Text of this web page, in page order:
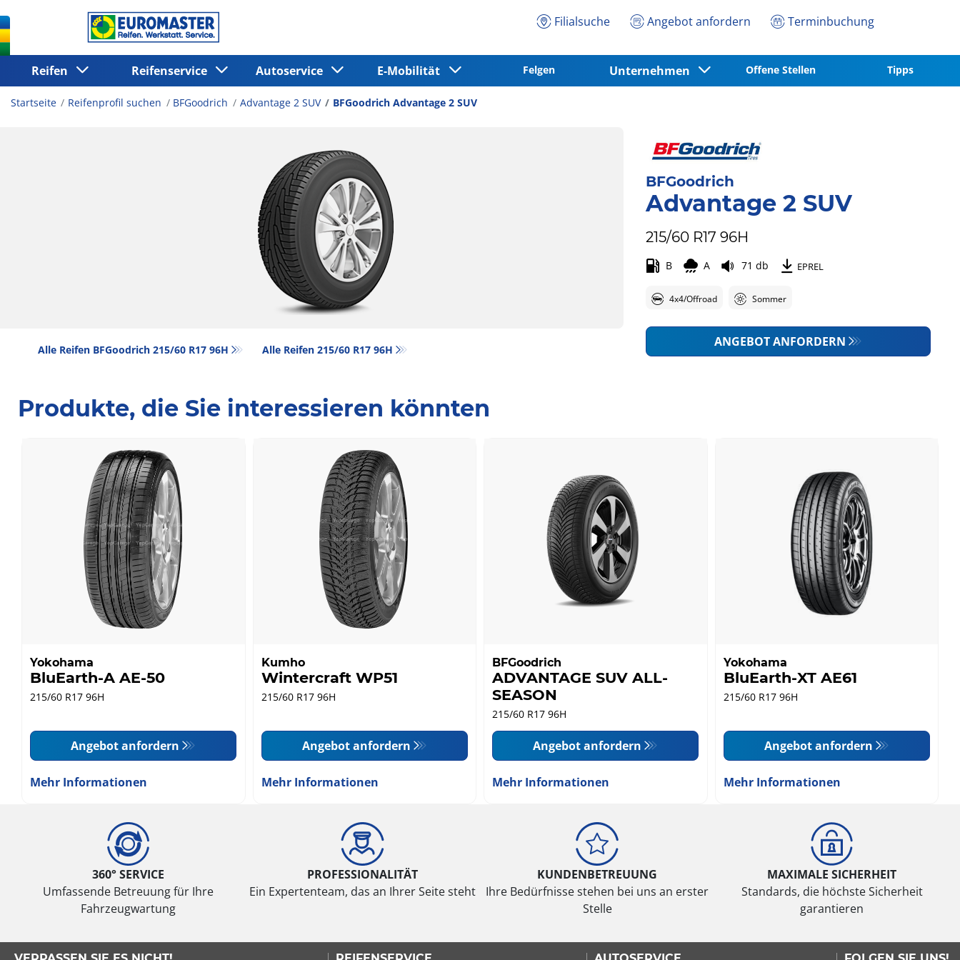
Filialsuche Angebot anfordern Terminbuchung
Reifen Reifenservice Autoservice E-Mobilität Felgen Unternehmen Offene Stellen Tipps
Startseite Reifenprofil suchen BFGoodrich Advantage 2 SUV BFGoodrich Advantage 2 SUV
Alle Reifen BFGoodrich 215/60 R17 96H Alle Reifen‎ 215/60 R17 96H
BFGoodrich
Advantage 2 SUV
215/60 R17 96H
B A 71 db EPREL
4x4/Offroad Sommer
ANGEBOT ANFORDERN
Produkte, die Sie interessieren könnten
Yokohama
BluEarth-A AE-50
215/60 R17 96H
Angebot anfordern
Mehr Informationen
Kumho
Wintercraft WP51
215/60 R17 96H
Angebot anfordern
Mehr Informationen
BFGoodrich
ADVANTAGE SUV ALL-
SEASON
215/60 R17 96H
Angebot anfordern
Mehr Informationen
Yokohama
BluEarth-XT AE61
215/60 R17 96H
Angebot anfordern
Mehr Informationen
360° SERVICE
Umfassende Betreuung für Ihre
Fahrzeugwartung
PROFESSIONALITÄT
Ein Expertenteam, das an Ihrer Seite steht
KUNDENBETREUUNG
Ihre Bedürfnisse stehen bei uns an erster
Stelle
MAXIMALE SICHERHEIT
Standards, die höchste Sicherheit
garantieren